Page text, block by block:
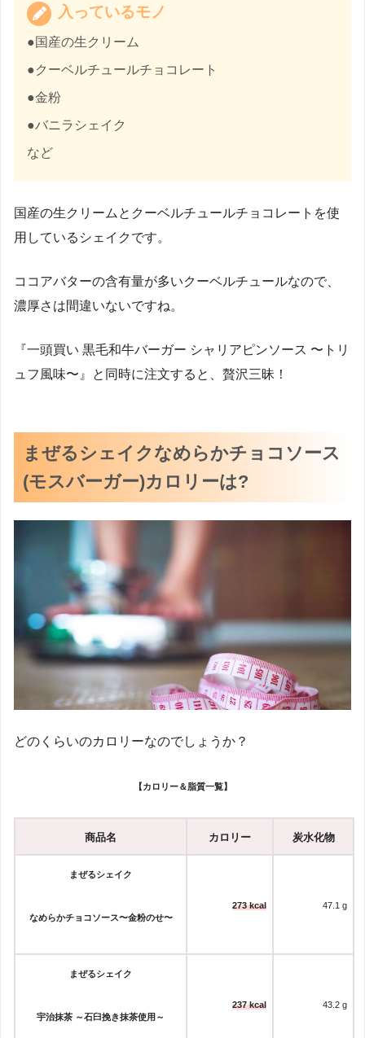
入っているモノ
●国産の生クリーム
●クーベルチュールチョコレート
●金粉
●バニラシェイク
など
国産の生クリームとクーベルチュールチョコレートを使
用しているシェイクです。
ココアバターの含有量が多いクーベルチュールなので、
濃厚さは間違いないですね。
『一頭買い 黒毛和牛バーガー シャリアピンソース 〜トリ
ュフ風味〜』と同時に注文すると、贅沢三昧！
まぜるシェイクなめらかチョコソース
(モスバーガー)カロリーは?
どのくらいのカロリーなのでしょうか？
【カロリー＆脂質一覧】
商品名 カロリー 炭水化物
まぜるシェイク
なめらかチョコソース〜金粉のせ〜
273 kcal 47.1 g
まぜるシェイク
宇治抹茶 ～石臼挽き抹茶使用～
237 kcal 43.2 g